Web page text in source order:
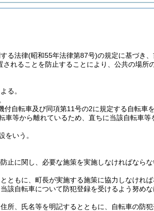
る法律(昭和55年法律第87号)の規定に基づき
れることを防止することにより、公共の場所
る。
自転車及び同項第11号の2に規定する自転車を
等から離れているため、直ちに当該自転車等
いう。
止に関し、必要な施策を実施しなければならな
もに、町長が実施する施策に協力しなければ
自転車について防犯登録を受けるよう努めな
所、氏名等を明記するとともに、自転車の防